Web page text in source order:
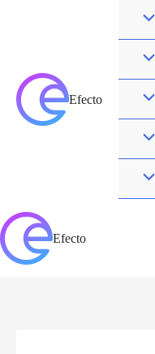
Efecto
Efecto